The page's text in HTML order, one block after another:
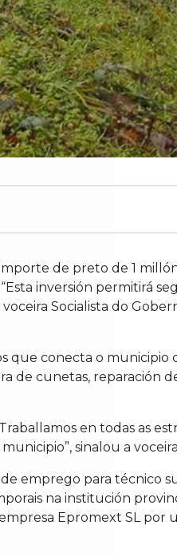
de preto de 1
inversión permitirá
Socialista do
que conecta o municipio
de cunetas, reparación
en todas as
sinalou a
emprego para técnico
na institución
Epromext SL por